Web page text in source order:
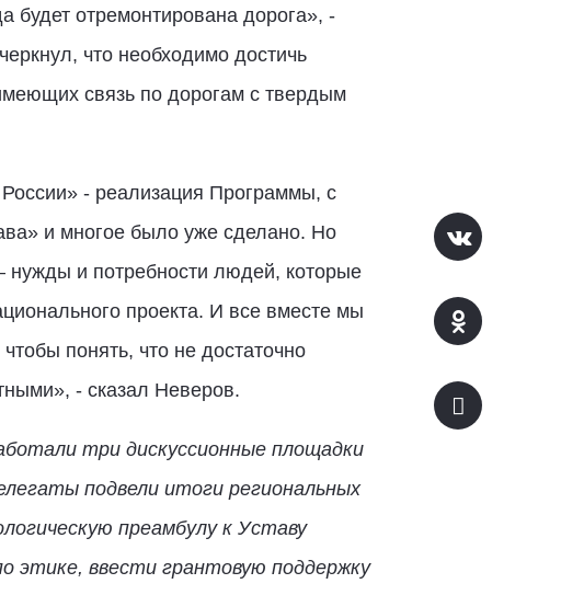
будет отремонтирована дорога», -
что необходимо достичь
связь по дорогам с твердым
- реализация Программы, с
и многое было уже сделано. Но
нужды и потребности людей, которые
проекта. И все вместе мы
понять, что не достаточно
- сказал Неверов.
три дискуссионные площадки
подвели итоги региональных
преамбулу к Уставу
этике, ввести грантовую поддержку